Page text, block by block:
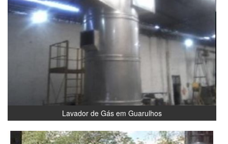
Lavador de Gás em Guarulhos